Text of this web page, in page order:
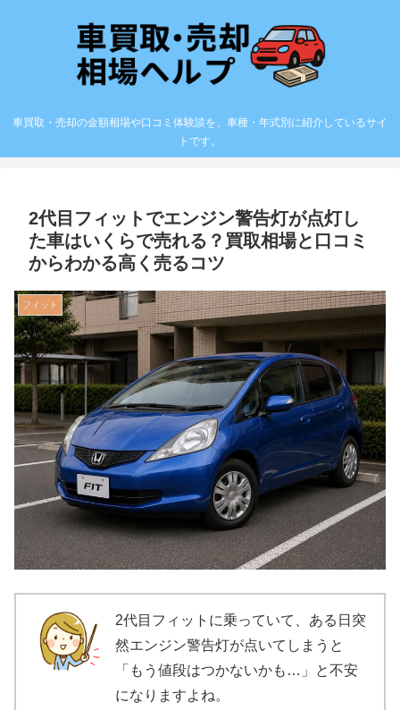
車買取・売却の金額相場や口コミ体験談を、車種・年式別に紹介しているサイ
トです。
2代目フィットでエンジン警告灯が点灯し
た車はいくらで売れる？買取相場と口コミ
からわかる高く売るコツ
フィット
2代目フィットに乗っていて、ある日突
然エンジン警告灯が点いてしまうと
「もう値段はつかないかも…」と不安
になりますよね。